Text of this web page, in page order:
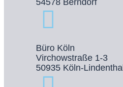
54578 Berndorf
Büro Köln
Virchowstraße 1-3
50935 Köln-Lindenthal